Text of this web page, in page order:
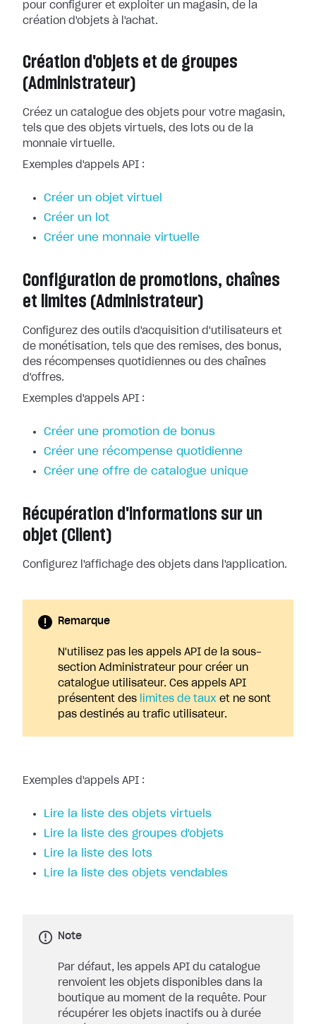
pour configurer et exploiter un magasin, de la
création d'objets à l'achat.
Création d'objets et de groupes
(Administrateur)
Créez un catalogue des objets pour votre magasin,
tels que des objets virtuels, des lots ou de la
monnaie virtuelle.
Exemples d'appels API :
Créer un objet virtuel
Créer un lot
Créer une monnaie virtuelle
Configuration de promotions, chaînes
et limites (Administrateur)
Configurez des outils d'acquisition d'utilisateurs et
de monétisation, tels que des remises, des bonus,
des récompenses quotidiennes ou des chaînes
d'offres.
Exemples d'appels API :
Créer une promotion de bonus
Créer une récompense quotidienne
Créer une offre de catalogue unique
Récupération d'informations sur un
objet (Client)
Configurez l'affichage des objets dans l'application.
Remarque
N'utilisez pas les appels API de la sous-
section Administrateur pour créer un
catalogue utilisateur. Ces appels API
présentent des
limites de taux et ne sont
pas destinés au trafic utilisateur.
Exemples d'appels API :
Lire la liste des objets virtuels
Lire la liste des groupes d'objets
Lire la liste des lots
Lire la liste des objets vendables
Note
Par défaut, les appels API du catalogue
renvoient les objets disponibles dans la
boutique au moment de la requête. Pour
récupérer les objets inactifs ou à durée